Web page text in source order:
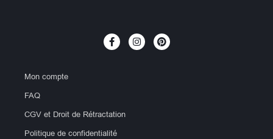
Mon compte
FAQ
CGV et Droit de Rétractation
Politique de confidentialité